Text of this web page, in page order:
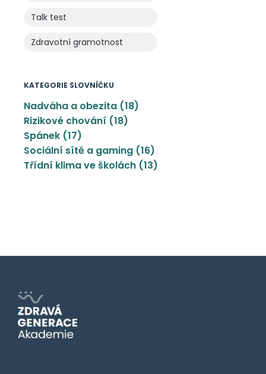
Talk test
Zdravotní gramotnost
KATEGORIE SLOVNÍČKU
Nadváha a obezita (18)
Rizikové chování (18)
Spánek (17)
Sociální sítě a gaming (16)
Třídní klima ve školách (13)